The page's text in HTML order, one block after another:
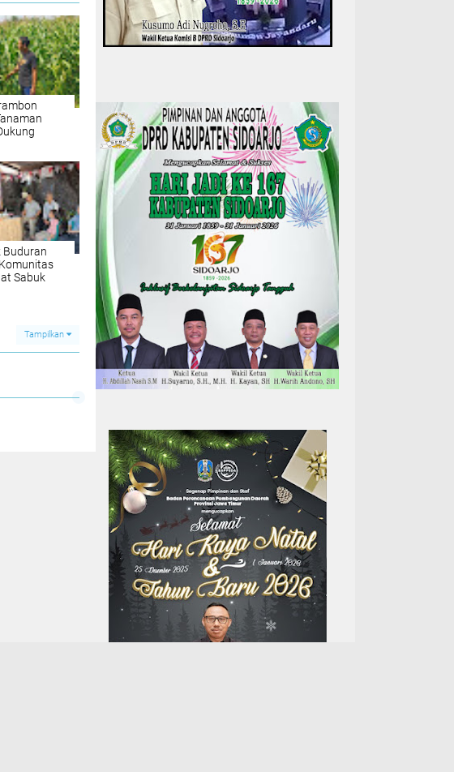
Buduran
Sabuk
Tampilkan